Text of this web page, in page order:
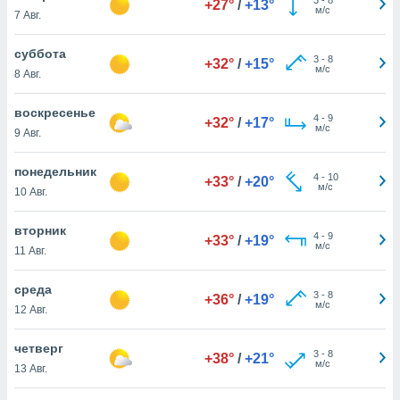
действия
рекламу
нашей
cookie
cookie
в
нашего
7 Авг.
+27° / +13°
м/с
суббота
8 Авг.
+32° / +15° 3- 8
м/с
воскресенье
9 Авг.
+32° / +17° 4- 9
м/с
понедельник
10 Авг.
+33° / +20° 4- 10
м/с
вторник
11 Авг.
+33° / +19° 4- 9
м/с
среда
12 Авг.
+36° / +19° 3- 8
м/с
четверг
13 Авг.
+38° / +21° 3- 8
м/с